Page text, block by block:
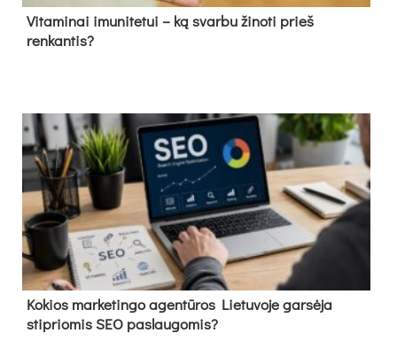
Vitaminai imunitetui – ką svarbu žinoti prieš
renkantis?
Kokios marketingo agentūros Lietuvoje garsėja
stipriomis SEO paslaugomis?